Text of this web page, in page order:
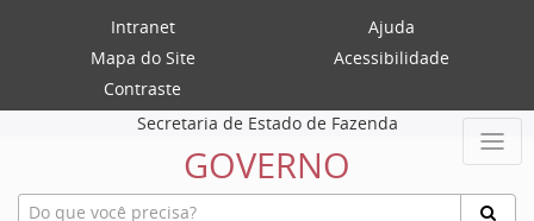
Intranet
Ajuda
Mapa do Site
Acessibilidade
Contraste
Secretaria de Estado de Fazenda
GOVERNO